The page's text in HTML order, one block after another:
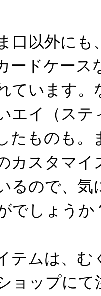
口以外にも
ードケース
ています。
エイ（ステ
たものも。
カスタマイ
るので、
でしょうか
テムは、む
ョップに